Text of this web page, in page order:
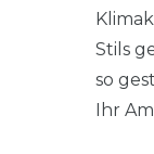
Stils
so
Ihr